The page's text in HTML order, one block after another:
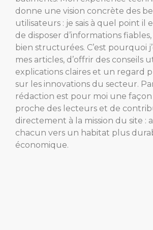
donne une vision concrète des
utilisateurs : je sais à quel point il
de disposer d’informations
bien structurées. C’est pourquoi
mes articles, d’offrir des conseils
explications claires et un regard
sur les innovations du secteur.
rédaction est pour moi une
proche des lecteurs et de
directement à la mission du site :
chacun vers un habitat plus
économique.